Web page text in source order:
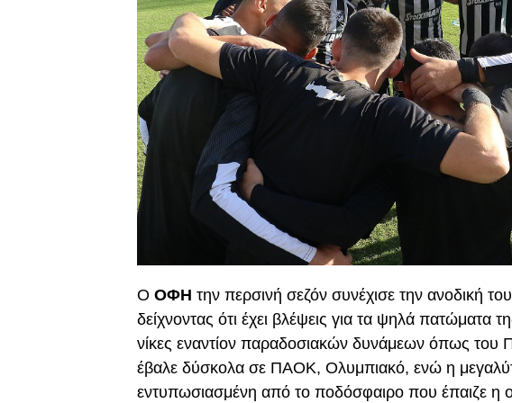
Ο ΟΦΗ την περσινή σεζόν συνέχισε την ανοδική
δείχνοντας ότι έχει βλέψεις για τα ψηλά πατώματα
νίκες εναντίον παραδοσιακών δυνάμεων όπως του
έβαλε δύσκολα σε ΠΑΟΚ, Ολυμπιακό, ενώ η
εντυπωσιασμένη από το ποδόσφαιρο που έπαιζε η